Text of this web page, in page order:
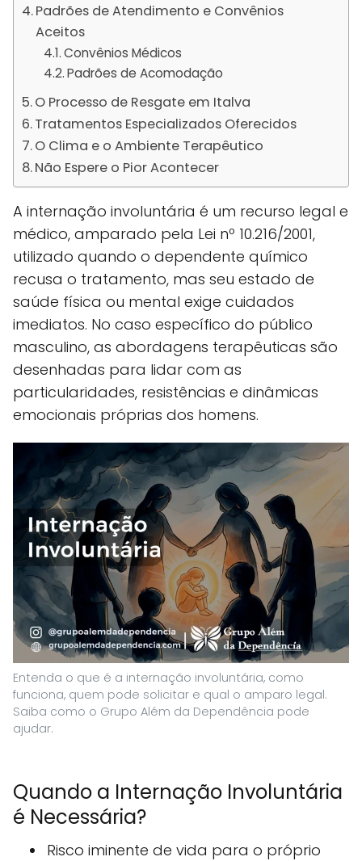
Padrões de Atendimento e Convênios
Aceitos
Convênios Médicos
Padrões de Acomodação
O Processo de Resgate em Italva
Tratamentos Especializados Oferecidos
O Clima e o Ambiente Terapêutico
Não Espere o Pior Acontecer
A internação involuntária é um recurso legal e
médico, amparado pela Lei nº 10.216/2001,
utilizado quando o dependente químico
recusa o tratamento, mas seu estado de
saúde física ou mental exige cuidados
imediatos. No caso específico do público
masculino, as abordagens terapêuticas são
desenhadas para lidar com as
particularidades, resistências e dinâmicas
emocionais próprias dos homens.
Entenda o que é a internação involuntária, como
funciona, quem pode solicitar e qual o amparo legal.
Saiba como o Grupo Além da Dependência pode
ajudar.
Quando a Internação Involuntária
é Necessária?
Risco iminente de vida para o próprio